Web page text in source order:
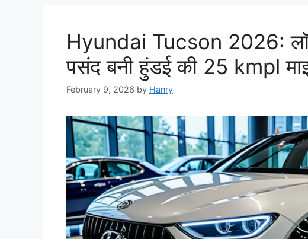
Hyundai Tucson 2026:
पसंद बनी हुंडई की 25 kmpl
February 9, 2026 by Hanry